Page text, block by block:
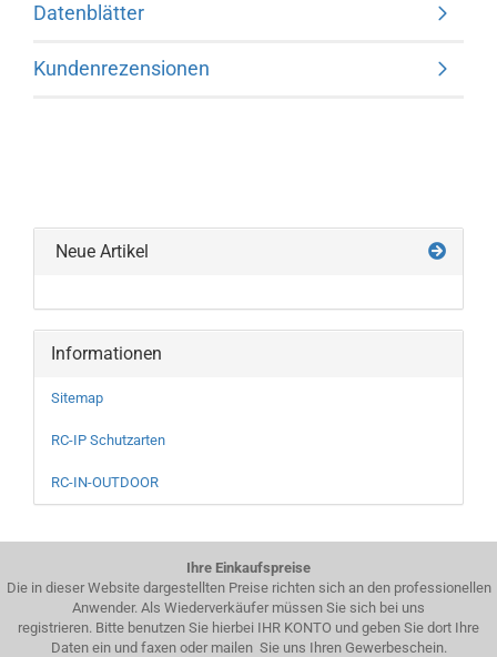
Datenblätter
Kundenrezensionen
Neue Artikel
Informationen
Sitemap
RC-IP Schutzarten
RC-IN-OUTDOOR
Ihre Einkaufspreise
Die in dieser Website dargestellten Preise richten sich an den professionellen
Anwender. Als Wiederverkäufer müssen Sie sich bei uns
registrieren. Bitte benutzen Sie hierbei IHR KONTO und geben Sie dort Ihre
Daten ein und faxen oder mailen Sie uns Ihren Gewerbeschein.